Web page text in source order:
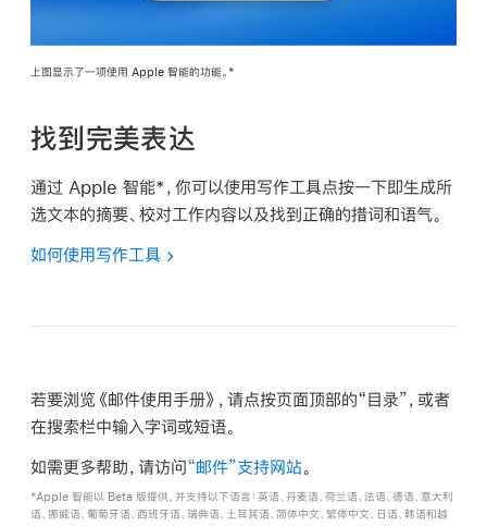
上图显示了一项使用 Apple 智能的功能。*
找到完美表达
通过 Apple 智能*，你可以使用写作工具点按一下即生成所
选文本的摘要、校对工作内容以及找到正确的措词和语气。
如何使用写作工具
若要浏览《邮件使用手册》，请点按页面顶部的“目录”，或者
在搜索栏中输入字词或短语。
如需更多帮助，请访问“邮件”支持网站。
*Apple 智能以 Beta 版提供，并支持以下语言：英语、丹麦语、荷兰语、法语、德语、意大利
语、挪威语、葡萄牙语、西班牙语、瑞典语、土耳其语、简体中文、繁体中文、日语、韩语和越